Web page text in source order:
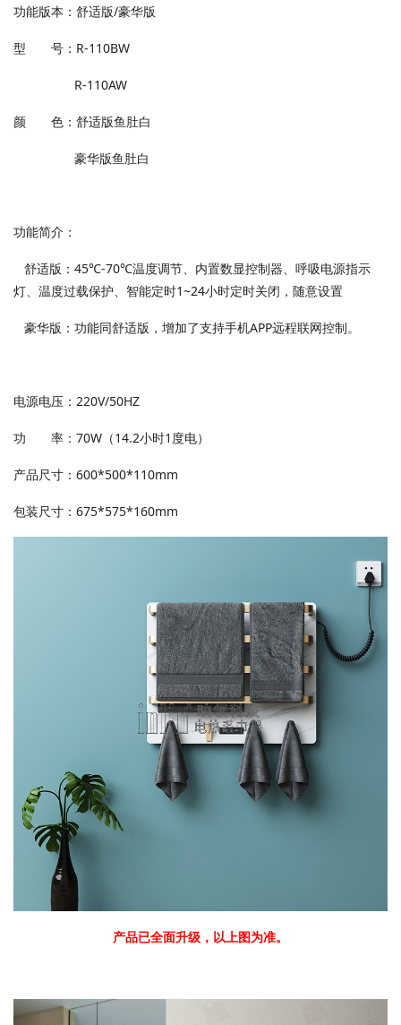
功能版本：舒适版/豪华版
型 号：R-110BW
R-110AW
颜 色：舒适版鱼肚白
豪华版鱼肚白
功能简介：
舒适版：45℃-70℃温度调节、内置数显控制器、呼吸电源指示
灯、温度过载保护、智能定时1~24小时定时关闭，随意设置
豪华版：功能同舒适版，增加了支持手机APP远程联网控制。
电源电压：220V/50HZ
功 率：70W（14.2小时1度电）
产品尺寸：600*500*110mm
包装尺寸：675*575*160mm
产品已全面升级，以上图为准。